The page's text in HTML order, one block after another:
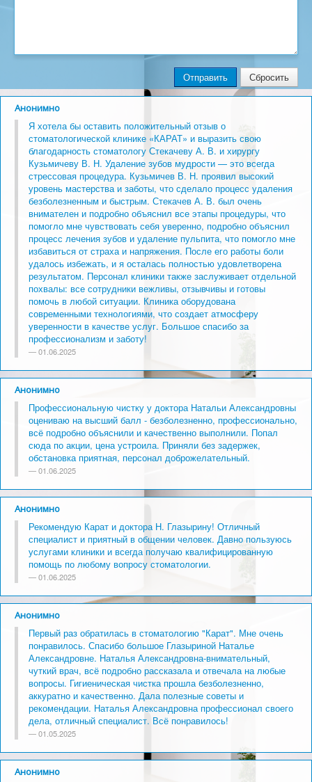
Лечение зубов
Протезирование зубов
Ортодонтия
Виниры
Имплантация
Хирургия
Детская стоматология
Профессиональная гигиена
Цены До и После Врачи
Памятки
Пациентам
Как доехать
Отправить Сбросить
Анонимно
Я хотела бы оставить положительный отзыв о
стоматологической клинике «КАРАТ» и выразить свою
благодарность стоматологу Стекачеву А. В. и хирургу
Кузьмичеву В. Н. Удаление зубов мудрости — это всегда
стрессовая процедура. Кузьмичев В. Н. проявил высокий
уровень мастерства и заботы, что сделало процесс удаления
безболезненным и быстрым. Стекачев А. В. был очень
внимателен и подробно объяснил все этапы процедуры, что
помогло мне чувствовать себя уверенно, подробно объяснил
процесс лечения зубов и удаление пульпита, что помогло мне
избавиться от страха и напряжения. После его работы боли
удалось избежать, и я осталась полностью удовлетворена
результатом. Персонал клиники также заслуживает отдельной
похвалы: все сотрудники вежливы, отзывчивы и готовы
помочь в любой ситуации. Клиника оборудована
современными технологиями, что создает атмосферу
уверенности в качестве услуг. Большое спасибо за
профессионализм и заботу!
01.06.2025
Анонимно
Профессиональную чистку у доктора Натальи Александровны
оцениваю на высший балл - безболезненно, профессионально,
всё подробно объяснили и качественно выполнили. Попал
сюда по акции, цена устроила. Приняли без задержек,
обстановка приятная, персонал доброжелательный.
01.06.2025
Анонимно
Рекомендую Карат и доктора Н. Глазырину! Отличный
специалист и приятный в общении человек. Давно пользуюсь
услугами клиники и всегда получаю квалифицированную
помощь по любому вопросу стоматологии.
01.06.2025
Анонимно
Первый раз обратилась в стоматологию "Карат". Мне очень
понравилось. Спасибо большое Глазыриной Наталье
Александровне. Наталья Александровна-внимательный,
чуткий врач, всё подробно рассказала и отвечала на любые
вопросы. Гигиеническая чистка прошла безболезненно,
аккуратно и качественно. Дала полезные советы и
рекомендации. Наталья Александровна профессионал своего
дела, отличный специалист. Всё понравилось!
01.05.2025
Анонимно